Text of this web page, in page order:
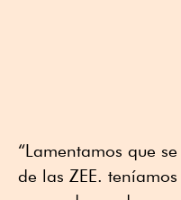
“Lamentamos que
de las ZEE.